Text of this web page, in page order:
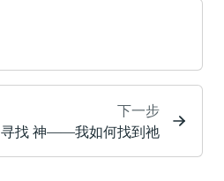
下一步
寻找 神——我如何找到祂